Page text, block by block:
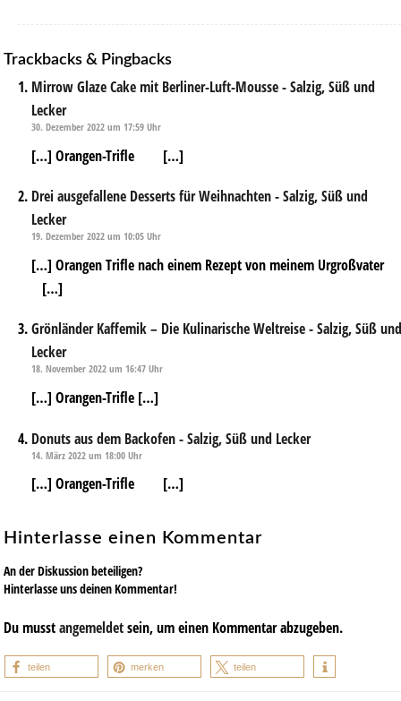
Trackbacks & Pingbacks
Mirrow Glaze Cake mit Berliner-Luft-Mousse - Salzig, Süß und
Lecker
30. Dezember 2022 um 17:59 Uhr
[…] Orangen-Trifle […]
Drei ausgefallene Desserts für Weihnachten - Salzig, Süß und
Lecker
19. Dezember 2022 um 10:05 Uhr
[…] Orangen Trifle nach einem Rezept von meinem Urgroßvater
[…]
Grönländer Kaffemik – Die Kulinarische Weltreise - Salzig, Süß und
Lecker
18. November 2022 um 16:47 Uhr
[…] Orangen-Trifle […]
Donuts aus dem Backofen - Salzig, Süß und Lecker
14. März 2022 um 18:00 Uhr
[…] Orangen-Trifle […]
Hinterlasse einen Kommentar
An der Diskussion beteiligen?
Hinterlasse uns deinen Kommentar!
Du musstangemeldetsein, um einen Kommentar abzugeben.
teilen merken teilen